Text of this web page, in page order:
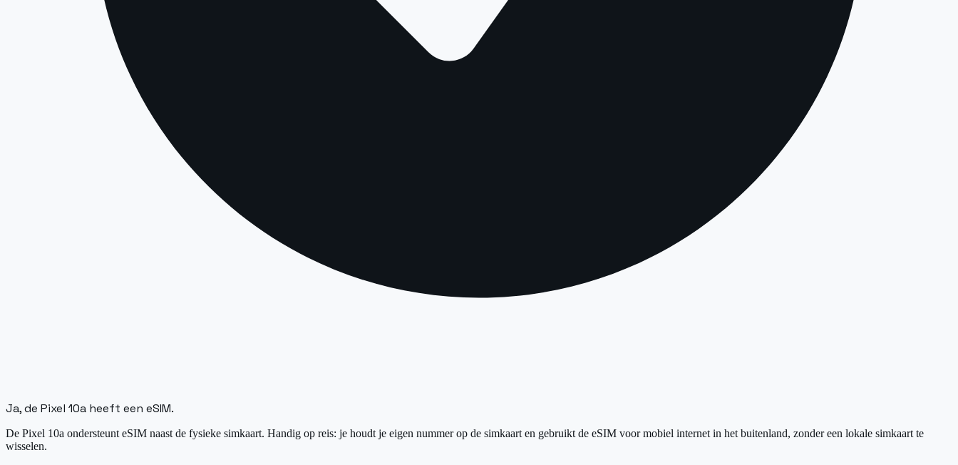
Ja, de Pixel 10a heeft een eSIM.
De Pixel 10a ondersteunt eSIM naast de fysieke simkaart. Handig op reis: je houdt je eigen nummer op de simkaart en gebruikt de eSIM voor mobiel internet in het buitenland, zonder een lokale simkaart te
wisselen.